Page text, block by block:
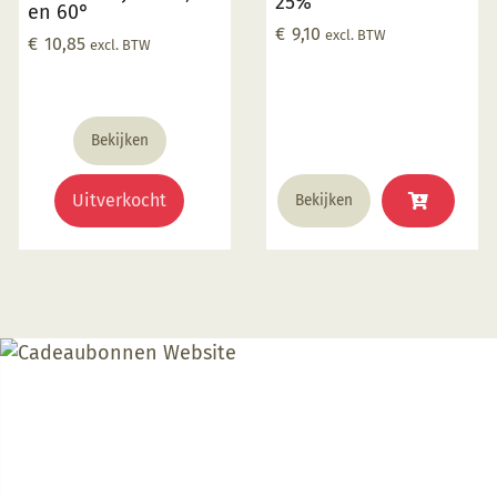
en 60°
€ 10,85 excl. BTW
Bekijken
Uitverkocht
€ 9,10 excl. BTW
Bekijken